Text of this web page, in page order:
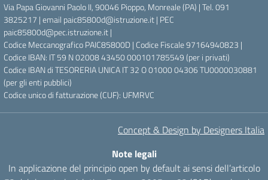
Via Papa Giovanni Paolo II, 90046 Pioppo, Monreale (PA) | Tel. 091
3825217 | email paic85800d@istruzione.it | PEC
paic85800d@pec.istruzione.it |
Codice Meccanografico PAIC85800D | Codice Fiscale 97164940823 |
Codice IBAN: IT 59 N 02008 43450 000101785549 (per i privati)
Codice IBAN di TESORERIA UNICA IT 32 O 01000 04306 TU0000030881
(per gli enti pubblici)
Codice unico di fatturazione (CUF): UFMRVC
Concept & Design by Designers Italia
Note legali
In applicazione del principio open by default ai sensi dell’articolo